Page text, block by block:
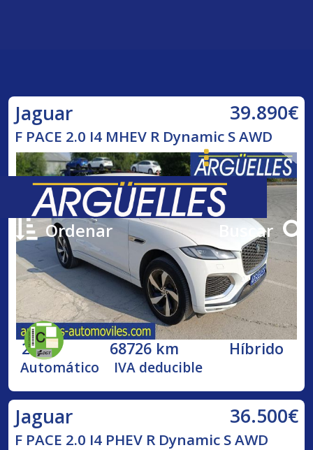
Ordenar Buscar
Jaguar 39.890€
F PACE 2.0 I4 MHEV R Dynamic S AWD
2025 68726 km Híbrido
Automático IVA deducible
Jaguar 36.500€
F PACE 2.0 I4 PHEV R Dynamic S AWD